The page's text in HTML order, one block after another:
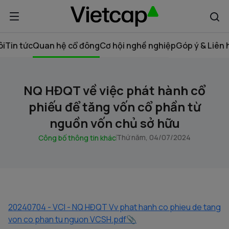
Tin tứcQuan hệ cổ đôngCơ hội nghề nghiệpGóp ý & Liên
NQ HĐQT về việc phát hành cổ
phiếu để tăng vốn cổ phần từ
nguồn vốn chủ sở hữu
Công bố thông tin khácThứ năm, 04/07/2024
20240704 - VCI - NQ HĐQT Vv phat hanh co phieu de tang
von co phan tu nguon VCSH.pdf